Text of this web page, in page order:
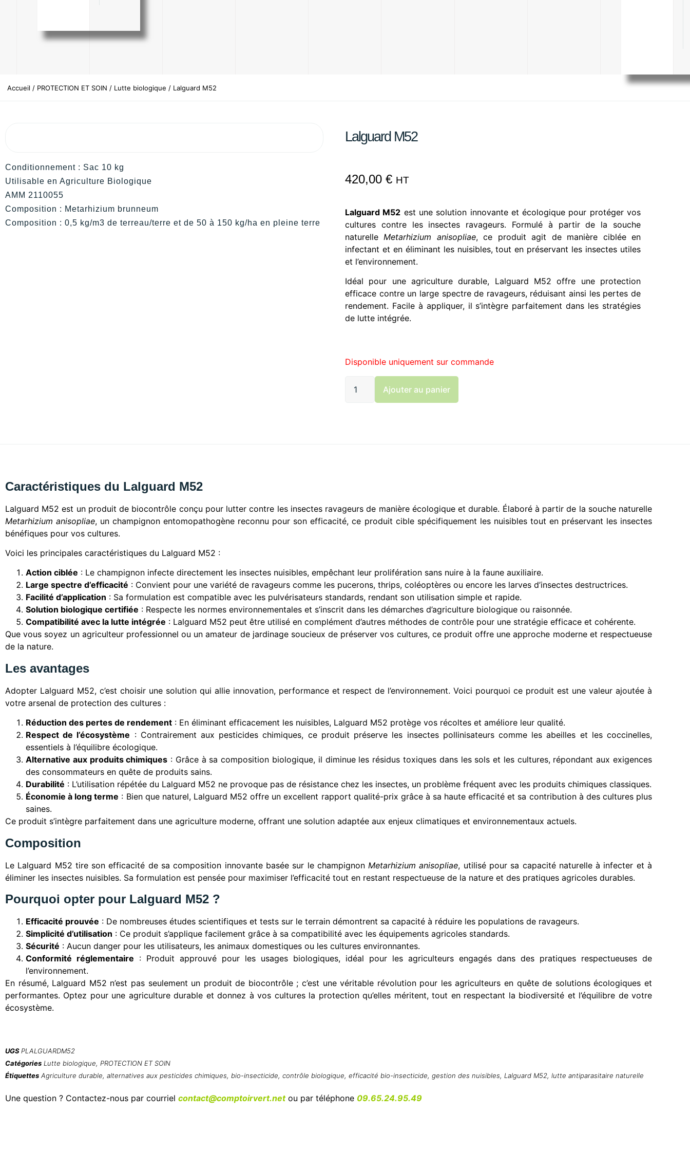
Accueil / PROTECTION ET SOIN / Lutte biologique / Lalguard M52
Conditionnement : Sac 10 kg
Utilisable en Agriculture Biologique
AMM 2110055
Composition : Metarhizium brunneum
Composition : 0,5 kg/m3 de terreau/terre et de 50 à 150 kg/ha en pleine terre
Lalguard M52
420,00 € HT
Lalguard M52 est une solution innovante et écologique pour protéger vos
cultures contre les insectes ravageurs. Formulé à partir de la souche
naturelle Metarhizium anisopliae, ce produit agit de manière ciblée en
infectant et en éliminant les nuisibles, tout en préservant les insectes utiles
et l’environnement.
Idéal pour une agriculture durable, Lalguard M52 offre une protection
efficace contre un large spectre de ravageurs, réduisant ainsi les pertes de
rendement. Facile à appliquer, il s’intègre parfaitement dans les stratégies
de lutte intégrée.
Disponible uniquement sur commande
Ajouter au panier
Caractéristiques du Lalguard M52
Lalguard M52 est un produit de biocontrôle conçu pour lutter contre les insectes ravageurs de manière écologique et durable. Élaboré à partir de la souche naturelle
Metarhizium anisopliae, un champignon entomopathogène reconnu pour son efficacité, ce produit cible spécifiquement les nuisibles tout en préservant les insectes
bénéfiques pour vos cultures.
Voici les principales caractéristiques du Lalguard M52 :
Action ciblée : Le champignon infecte directement les insectes nuisibles, empêchant leur prolifération sans nuire à la faune auxiliaire.
Large spectre d’efficacité : Convient pour une variété de ravageurs comme les pucerons, thrips, coléoptères ou encore les larves d’insectes destructrices.
Facilité d’application : Sa formulation est compatible avec les pulvérisateurs standards, rendant son utilisation simple et rapide.
Solution biologique certifiée : Respecte les normes environnementales et s’inscrit dans les démarches d’agriculture biologique ou raisonnée.
Compatibilité avec la lutte intégrée : Lalguard M52 peut être utilisé en complément d’autres méthodes de contrôle pour une stratégie efficace et cohérente.
Que vous soyez un agriculteur professionnel ou un amateur de jardinage soucieux de préserver vos cultures, ce produit offre une approche moderne et respectueuse
de la nature.
Les avantages
Adopter Lalguard M52, c’est choisir une solution qui allie innovation, performance et respect de l’environnement. Voici pourquoi ce produit est une valeur ajoutée à
votre arsenal de protection des cultures :
Réduction des pertes de rendement : En éliminant efficacement les nuisibles, Lalguard M52 protège vos récoltes et améliore leur qualité.
Respect de l’écosystème : Contrairement aux pesticides chimiques, ce produit préserve les insectes pollinisateurs comme les abeilles et les coccinelles,
essentiels à l’équilibre écologique.
Alternative aux produits chimiques : Grâce à sa composition biologique, il diminue les résidus toxiques dans les sols et les cultures, répondant aux exigences
des consommateurs en quête de produits sains.
Durabilité : L’utilisation répétée du Lalguard M52 ne provoque pas de résistance chez les insectes, un problème fréquent avec les produits chimiques classiques.
Économie à long terme : Bien que naturel, Lalguard M52 offre un excellent rapport qualité-prix grâce à sa haute efficacité et sa contribution à des cultures plus
saines.
Ce produit s’intègre parfaitement dans une agriculture moderne, offrant une solution adaptée aux enjeux climatiques et environnementaux actuels.
Composition
Le Lalguard M52 tire son efficacité de sa composition innovante basée sur le champignon Metarhizium anisopliae, utilisé pour sa capacité naturelle à infecter et à
éliminer les insectes nuisibles. Sa formulation est pensée pour maximiser l’efficacité tout en restant respectueuse de la nature et des pratiques agricoles durables.
Pourquoi opter pour Lalguard M52 ?
Efficacité prouvée : De nombreuses études scientifiques et tests sur le terrain démontrent sa capacité à réduire les populations de ravageurs.
Simplicité d’utilisation : Ce produit s’applique facilement grâce à sa compatibilité avec les équipements agricoles standards.
Sécurité : Aucun danger pour les utilisateurs, les animaux domestiques ou les cultures environnantes.
Conformité réglementaire : Produit approuvé pour les usages biologiques, idéal pour les agriculteurs engagés dans des pratiques respectueuses de
l’environnement.
En résumé, Lalguard M52 n’est pas seulement un produit de biocontrôle ; c’est une véritable révolution pour les agriculteurs en quête de solutions écologiques et
performantes. Optez pour une agriculture durable et donnez à vos cultures la protection qu’elles méritent, tout en respectant la biodiversité et l’équilibre de votre
écosystème.
UGSPLALGUARDM52
Catégories Lutte biologique, PROTECTION ET SOIN
Étiquettes Agriculture durable, alternatives aux pesticides chimiques, bio-insecticide, contrôle biologique, efficacité bio-insecticide, gestion des nuisibles, Lalguard M52, lutte antiparasitaire naturelle
Une question ? Contactez-nous par courriel contact@comptoirvert.netou par téléphone 09.65.24.95.49